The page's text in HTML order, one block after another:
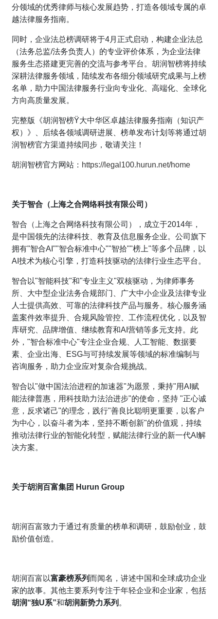
分领域的优秀律师与核心发展趋势，打造各领域专属的卓
越法律服务指南。
同时，企业法总榜调研将于4月正式启动，构建企业法总
（法务总监/法务负责人）的专业评价体系，为企业法律
服务生态搭建更完善的交流与参考平台。胡润智榜将持续
深耕法律服务领域，陆续发布各细分领域研究成果与上榜
名单，助力中国法律服务行业向专业化、高端化、全球化
方向高质量发展。
完整版《胡润智榜Ÿ大中华区卓越法律服务指南（知识产
权）》、后续各领域调研进展、榜单发布计划等将通过胡
润智榜官方渠道持续同步，敬请关注！
胡润智榜官方网站： https://legal100.hurun.net/home
关于智合（上海之合网络科技有限公司）
智合（上海之合网络科技有限公司），成立于2014年，
是中国领先的法律科技、教育及信息服务企业。公司旗下
拥有"智合AI""智合标准中心""智拾""榜上"等多个品牌，以
AI技术为核心引擎，打造科技驱动的法律行业生态平台。
智合以"智能科技"和"专业主义"双核驱动，为律师事务
所、大中型企业法务合规部门、广大中小企业及法律专业
人士提供高效、可靠的法律科技产品与服务。核心服务涵
盖案件效率提升、合规风险管控、工作流程优化，以及智
库研究、品牌增值、继续教育和AI营销等多元支持。此
外，"智合标准中心"专注企业合规、人工智能、数据要
素、企业出海、ESG与可持续发展等领域的标准编制与
咨询服务，助力企业应对复杂合规挑战。
智合以"做中国法治进程的加速器"为愿景，秉持"用AI赋
能法律普惠，用科技助力法治进步"的使命，坚持 "正心诚
意，反求诸己"的理念，践行"善良比聪明更重要，以客户
为中心，以奋斗者为本，坚持不断创新"的价值观，持续
推动法律行业的智能化转型，赋能法律行业的新一代AI解
决方案。
关于胡润百富集团 Hurun Group
胡润百富致力于通过有质量的榜单和调研，鼓励创业，鼓
励价值创造。
胡润百富以富豪榜系列而闻名，讲述中国和全球成功企业
家的故事。其他主要系列专注于年轻企业和企业家，包括
胡润“独U系”和胡润新势力系列 。